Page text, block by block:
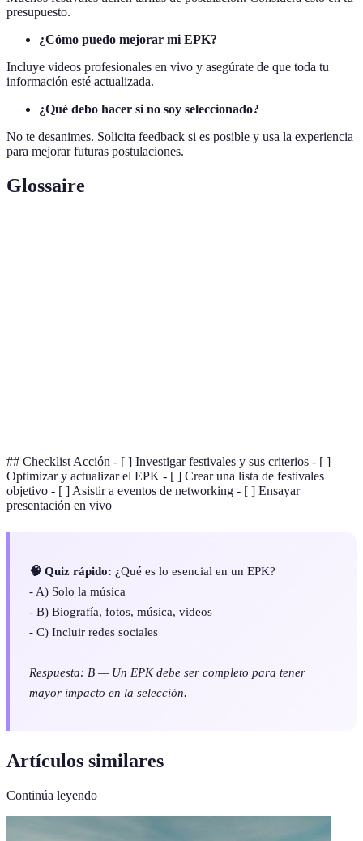
presupuesto.
¿Cómo puedo mejorar mi EPK?
Incluye videos profesionales en vivo y asegúrate de que toda tu
información esté actualizada.
¿Qué debo hacer si no soy seleccionado?
No te desanimes. Solicita feedback si es posible y usa la experiencia
para mejorar futuras postulaciones.
Glossaire
## Checklist Acción - [ ] Investigar festivales y sus criterios - [ ]
Optimizar y actualizar el EPK - [ ] Crear una lista de festivales
objetivo - [ ] Asistir a eventos de networking - [ ] Ensayar
presentación en vivo
🧠 Quiz rápido: ¿Qué es lo esencial en un EPK?
- A) Solo la música
- B) Biografía, fotos, música, videos
- C) Incluir redes sociales
Respuesta: B — Un EPK debe ser completo para tener
mayor impacto en la selección.
Artículos similares
Continúa leyendo